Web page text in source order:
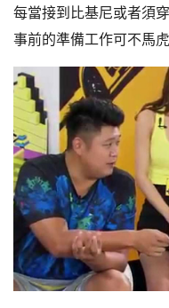
每當接到比基尼或者須
事前的準備工作可不馬